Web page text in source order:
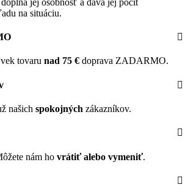
jej osobnosť a dáva jej pocit
na situáciu.
tovaru nad 75 € doprava ZADARMO.
našich spokojných zákazníkov.
nám ho vrátiť alebo vymeniť.